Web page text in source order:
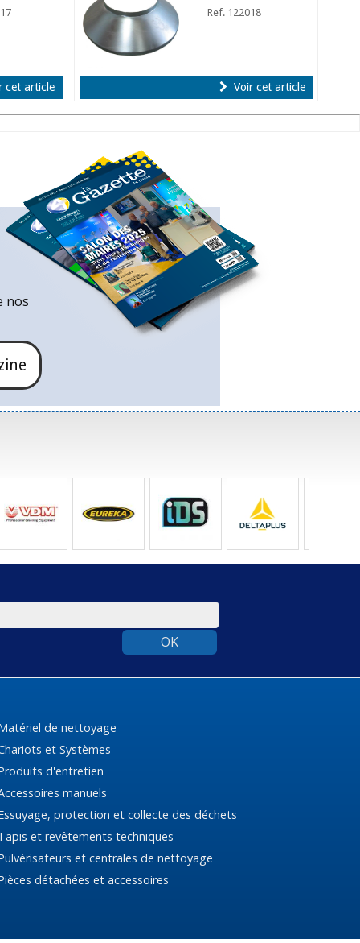
cet article
Ref. 122018
Voir cet article
nos
OK
de nettoyage
et Systèmes
d'entretien
manuels
protection et collecte des déchets
et revêtements techniques
et centrales de nettoyage
détachées et accessoires